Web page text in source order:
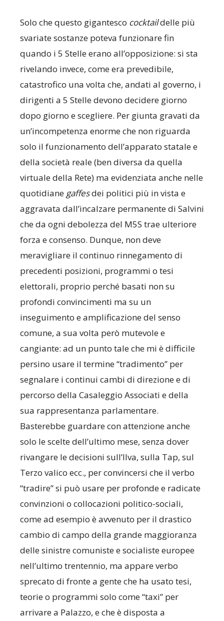
Solo che questo gigantesco cocktaildelle più
svariate sostanze poteva funzionare fin
quando i 5 Stelle erano all’opposizione: si sta
rivelando invece, come era prevedibile,
catastrofico una volta che, andati al governo, i
dirigenti a 5 Stelle devono decidere giorno
dopo giorno e scegliere. Per giunta gravati da
un’incompetenza enorme che non riguarda
solo il funzionamento dell’apparato statale e
della società reale (ben diversa da quella
virtuale della Rete) ma evidenziata anche nelle
quotidiane gaffesdei politici più in vista e
aggravata dall’incalzare permanente di Salvini
che da ogni debolezza del M5S trae ulteriore
forza e consenso. Dunque, non deve
meravigliare il continuo rinnegamento di
precedenti posizioni, programmi o tesi
elettorali, proprio perché basati non su
profondi convincimenti ma su un
inseguimento e amplificazione del senso
comune, a sua volta però mutevole e
cangiante: ad un punto tale che mi è difficile
persino usare il termine “tradimento” per
segnalare i continui cambi di direzione e di
percorso della Casaleggio Associati e della
sua rappresentanza parlamentare.
Basterebbe guardare con attenzione anche
solo le scelte dell’ultimo mese, senza dover
rivangare le decisioni sull’Ilva, sulla Tap, sul
Terzo valico ecc., per convincersi che il verbo
“tradire” si può usare per profonde e radicate
convinzioni o collocazioni politico-sociali,
come ad esempio è avvenuto per il drastico
cambio di campo della grande maggioranza
delle sinistre comuniste e socialiste europee
nell’ultimo trentennio, ma appare verbo
sprecato di fronte a gente che ha usato tesi,
teorie o programmi solo come “taxi” per
arrivare a Palazzo, e che è disposta a